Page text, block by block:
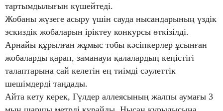
тартымдылығын күшейтеді.
Жобаны жүзеге асыру үшін сауда нысандарының үздік
эскиздік жобаларын іріктеу конкурсы өткізілді.
Арнайы құрылған жұмыс тобы кәсіпкерлер ұсынған
жобаларды қарап, заманауи қалалардың кеңістігі
талаптарына сай келетін ең тиімді сәулеттік
шешімдерді таңдады.
Айта кету керек, Гүлдер аллеясының жалпы аумағы 3